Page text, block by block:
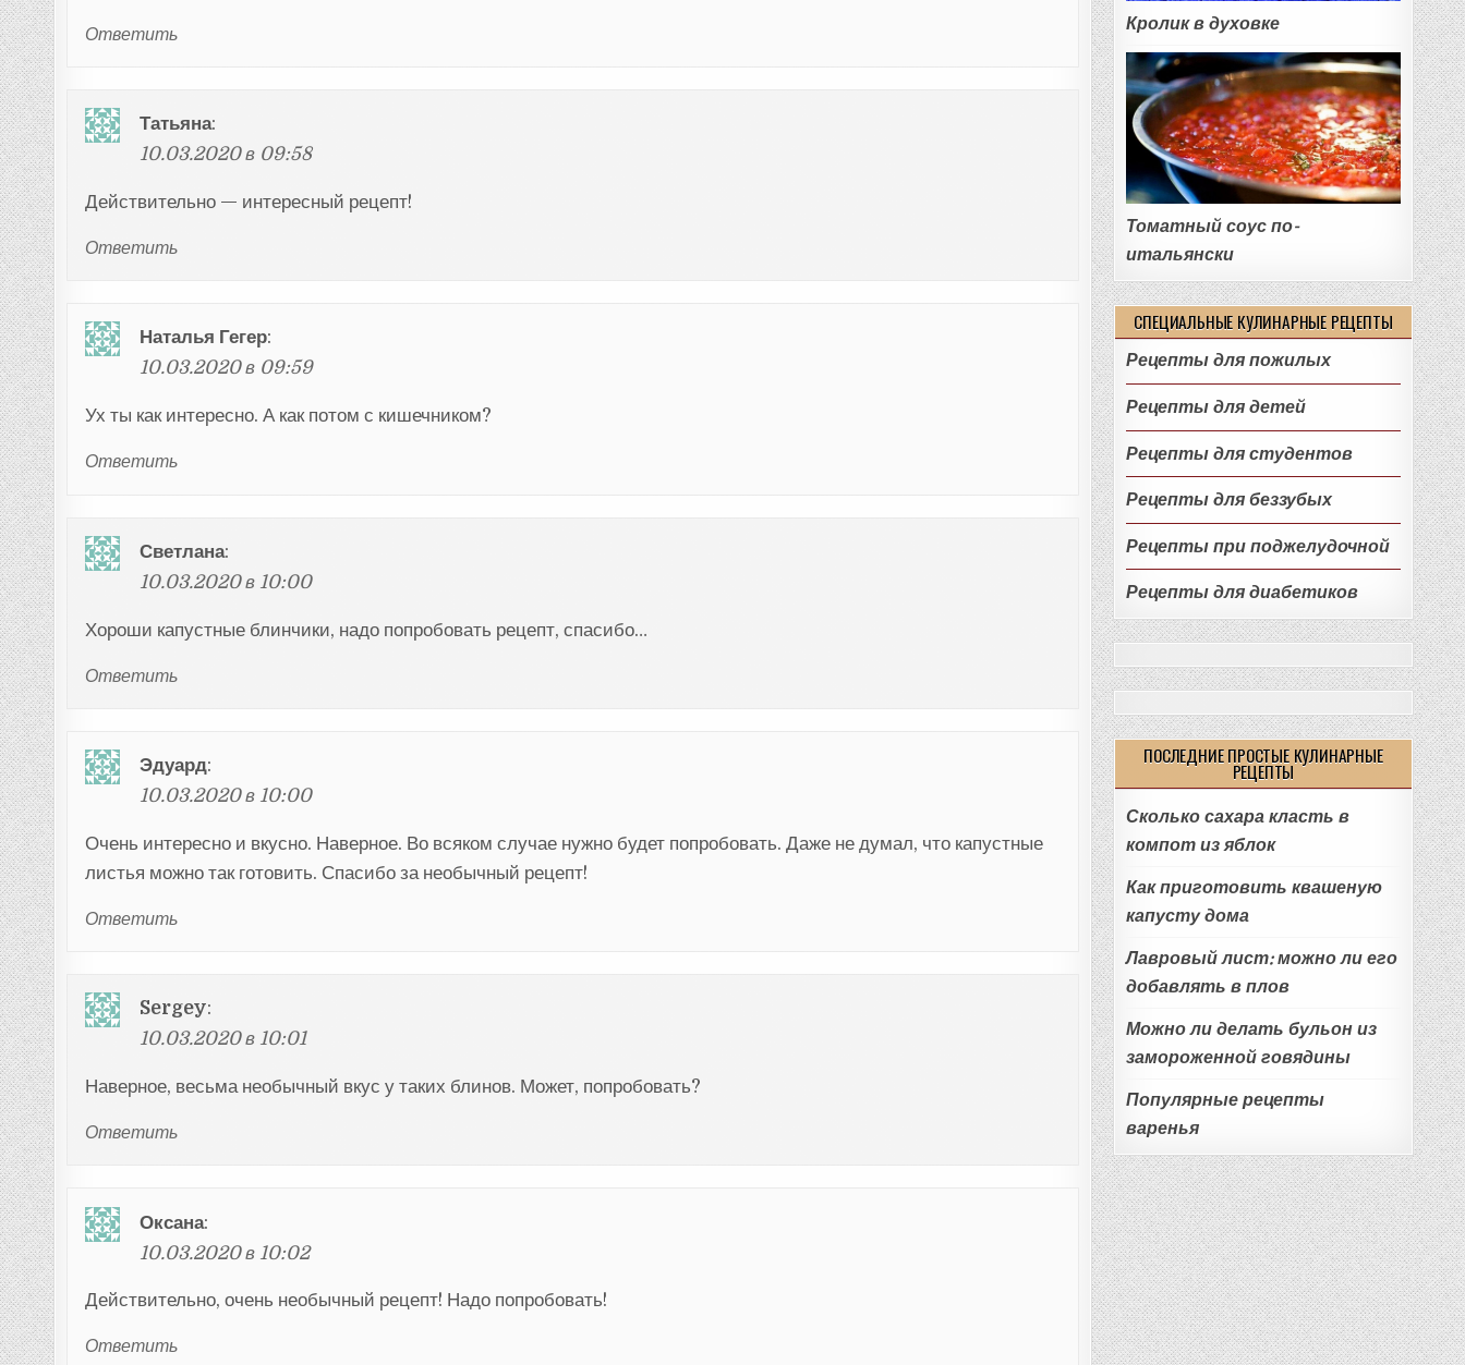
Ответить
Татьяна:
10.03.2020 в 09:58
Действительно — интересный рецепт!
Ответить
Наталья Гегер:
10.03.2020 в 09:59
Ух ты как интересно. А как потом с кишечником?
Ответить
Светлана:
10.03.2020 в 10:00
Хороши капустные блинчики, надо попробовать рецепт, спасибо…
Ответить
Эдуард:
10.03.2020 в 10:00
Очень интересно и вкусно. Наверное. Во всяком случае нужно будет попробовать. Даже не думал, что капустные
листья можно так готовить. Спасибо за необычный рецепт!
Ответить
Sergey:
10.03.2020 в 10:01
Наверное, весьма необычный вкус у таких блинов. Может, попробовать?
Ответить
Оксана:
10.03.2020 в 10:02
Действительно, очень необычный рецепт! Надо попробовать!
Ответить
Кролик в духовке
Томатный соус по-
итальянски
СПЕЦИАЛЬНЫЕ КУЛИНАРНЫЕ РЕЦЕПТЫ
Рецепты для пожилых
Рецепты для детей
Рецепты для студентов
Рецепты для беззубых
Рецепты при поджелудочной
Рецепты для диабетиков
ПОСЛЕДНИЕ ПРОСТЫЕ КУЛИНАРНЫЕ
РЕЦЕПТЫ
Сколько сахара класть в
компот из яблок
Как приготовить квашеную
капусту дома
Лавровый лист: можно ли его
добавлять в плов
Можно ли делать бульон из
замороженной говядины
Популярные рецепты
варенья